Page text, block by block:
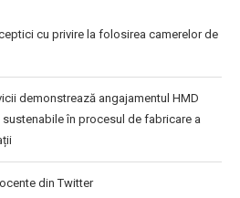
cu privire la folosirea camerelor de
demonstrează angajamentul HMD
în procesul de fabricare a
din Twitter